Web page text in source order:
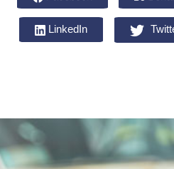
LinkedIn